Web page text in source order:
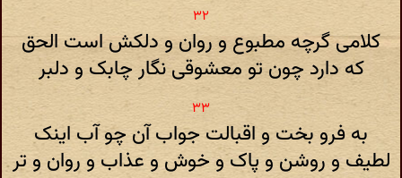
کلامی گرچه مطبوع و روان و دلکش است الحق
که دارد چون تو معشوقی نگار چابک و دلبر
به فرو بخت و اقبالت جواب آن چو آب اینک
لطیف و روشن و پاک و خوش و عذاب و روان و تر